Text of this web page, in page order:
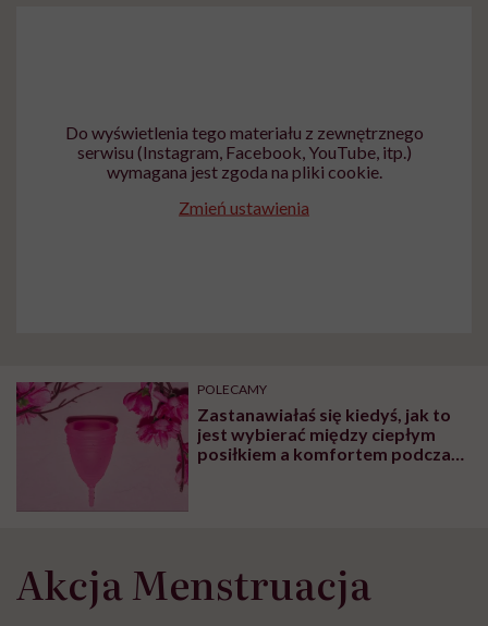
Do wyświetlenia tego materiału z zewnętrznego
serwisu (Instagram, Facebook, YouTube, itp.)
wymagana jest zgoda na pliki cookie.
Zmień ustawienia
POLECAMY
Zastanawiałaś się kiedyś, jak to
jest wybierać między ciepłym
posiłkiem a komfortem podczas
Akcja Menstruacja